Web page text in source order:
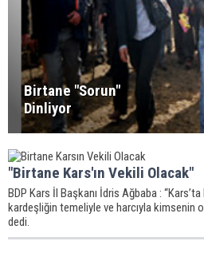
Birtane "Sorun"
Dinliyor
"Birtane Kars'ın Vekili Olacak"
BDP Kars İl Başkanı İdris Ağbaba :
kardeşliğin temeliyle ve harcıyla kimsenin
dedi.